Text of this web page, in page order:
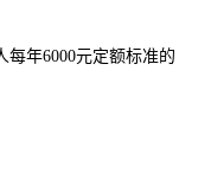
年6000元定额标准的